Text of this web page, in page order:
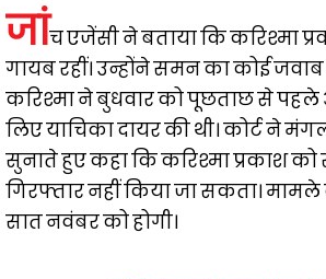
जांच एजेंसी ने बताया कि करिश्मा
गायब रहीं। उन्होंने समन का कोई जवाब
करिश्मा ने बुधवार को पूछताछ से
लिए याचिका दायर की थी। कोर्ट ने
सुनाते हुए कहा कि करिश्मा प्रकाश
गिरफ्तार नहीं किया जा सकता।
सात नवंबर को होगी।